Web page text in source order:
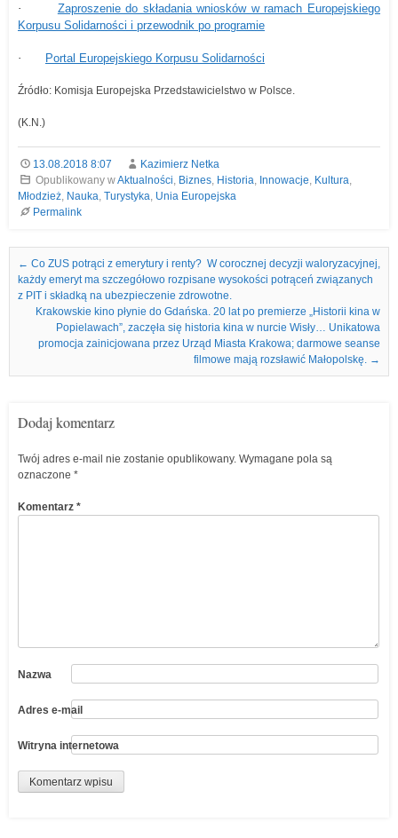
·
Zaproszenie do składania wniosków w ramach Europejskiego
Korpusu Solidarności i przewodnik po programie
· Portal Europejskiego Korpusu Solidarności
Źródło: Komisja Europejska Przedstawicielstwo w Polsce.
(K.N.)
13.08.2018 8:07
Kazimierz Netka
Opublikowany wAktualności, Biznes, Historia, Innowacje, Kultura,
Młodzież, Nauka, Turystyka, Unia Europejska
Permalink
Nawigacja we wpisach
← Co ZUS potrąci z emerytury i renty? W corocznej decyzji waloryzacyjnej,
każdy emeryt ma szczegółowo rozpisane wysokości potrąceń związanych
z PIT i składką na ubezpieczenie zdrowotne.
Krakowskie kino płynie do Gdańska. 20 lat po premierze „Historii kina w
Popielawach”, zaczęła się historia kina w nurcie Wisły… Unikatowa
promocja zainicjowana przez Urząd Miasta Krakowa; darmowe seanse
filmowe mają rozsławić Małopolskę. →
Dodaj komentarz
Twój adres e-mail nie zostanie opublikowany. Wymagane pola są
oznaczone *
Komentarz *
Nazwa
Adres e-mail
Witryna internetowa